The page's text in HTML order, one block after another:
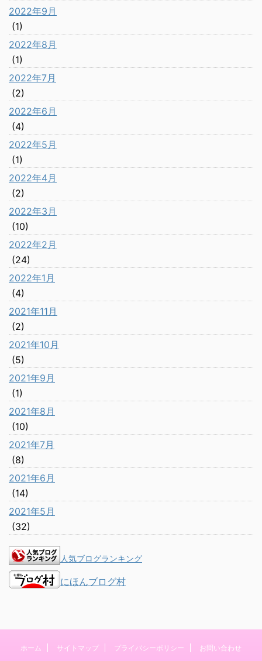
2022年9月
(1)
2022年8月
(1)
2022年7月
(2)
2022年6月
(4)
2022年5月
(1)
2022年4月
(2)
2022年3月
(10)
2022年2月
(24)
2022年1月
(4)
2021年11月
(2)
2021年10月
(5)
2021年9月
(1)
2021年8月
(10)
2021年7月
(8)
2021年6月
(14)
2021年5月
(32)
人気ブログランキング
にほんブログ村
ホーム サイトマップ プライバシーポリシー お問い合わせ